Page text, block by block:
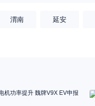
渭南 延安